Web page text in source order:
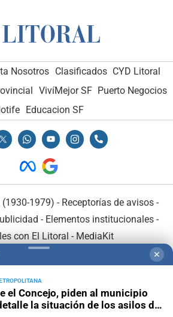
Nosotros Clasificados CYD Litoral
VivíMejor SF Puerto Negocios
Educacion SF
1979) - Receptorías de avisos -
- Elementos institucionales-
con El Litoral - MediaKit
✕
el Concejo, piden al municipio
la situación de los asilos de